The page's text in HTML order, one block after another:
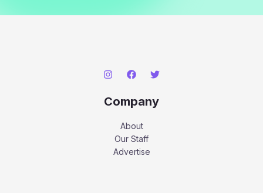
Company
About
Our Staff
Advertise